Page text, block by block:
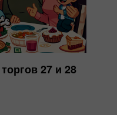
27 и 28